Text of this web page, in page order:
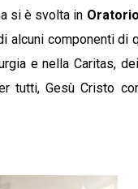
si è svolta in Oratorio
componenti di
e nella Caritas,
tutti, Gesù Cristo